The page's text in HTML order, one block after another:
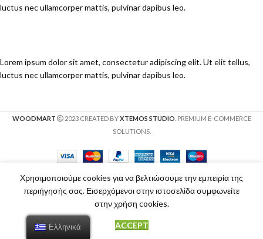
luctus nec ullamcorper mattis, pulvinar dapibus leo.
Lorem ipsum dolor sit amet, consectetur adipiscing elit. Ut elit tellus,
luctus nec ullamcorper mattis, pulvinar dapibus leo.
WOODMART 2023 CREATED BYXTEMOS STUDIO . PREMIUM E-COMMERCE
SOLUTIONS.
Χρησιμοποιούμε cookies για να βελτιώσουμε την εμπειρία της
περιήγησής σας. Εισερχόμενοι στην ιστοσελίδα συμφωνείτε
στην χρήση cookies.
ACCEPT
Ελληνικά
Cart
My account